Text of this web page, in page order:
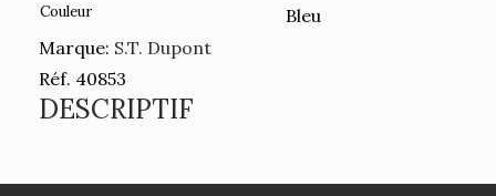
Couleur
Bleu
Marque: S.T. Dupont
Réf. 40853
DESCRIPTIF